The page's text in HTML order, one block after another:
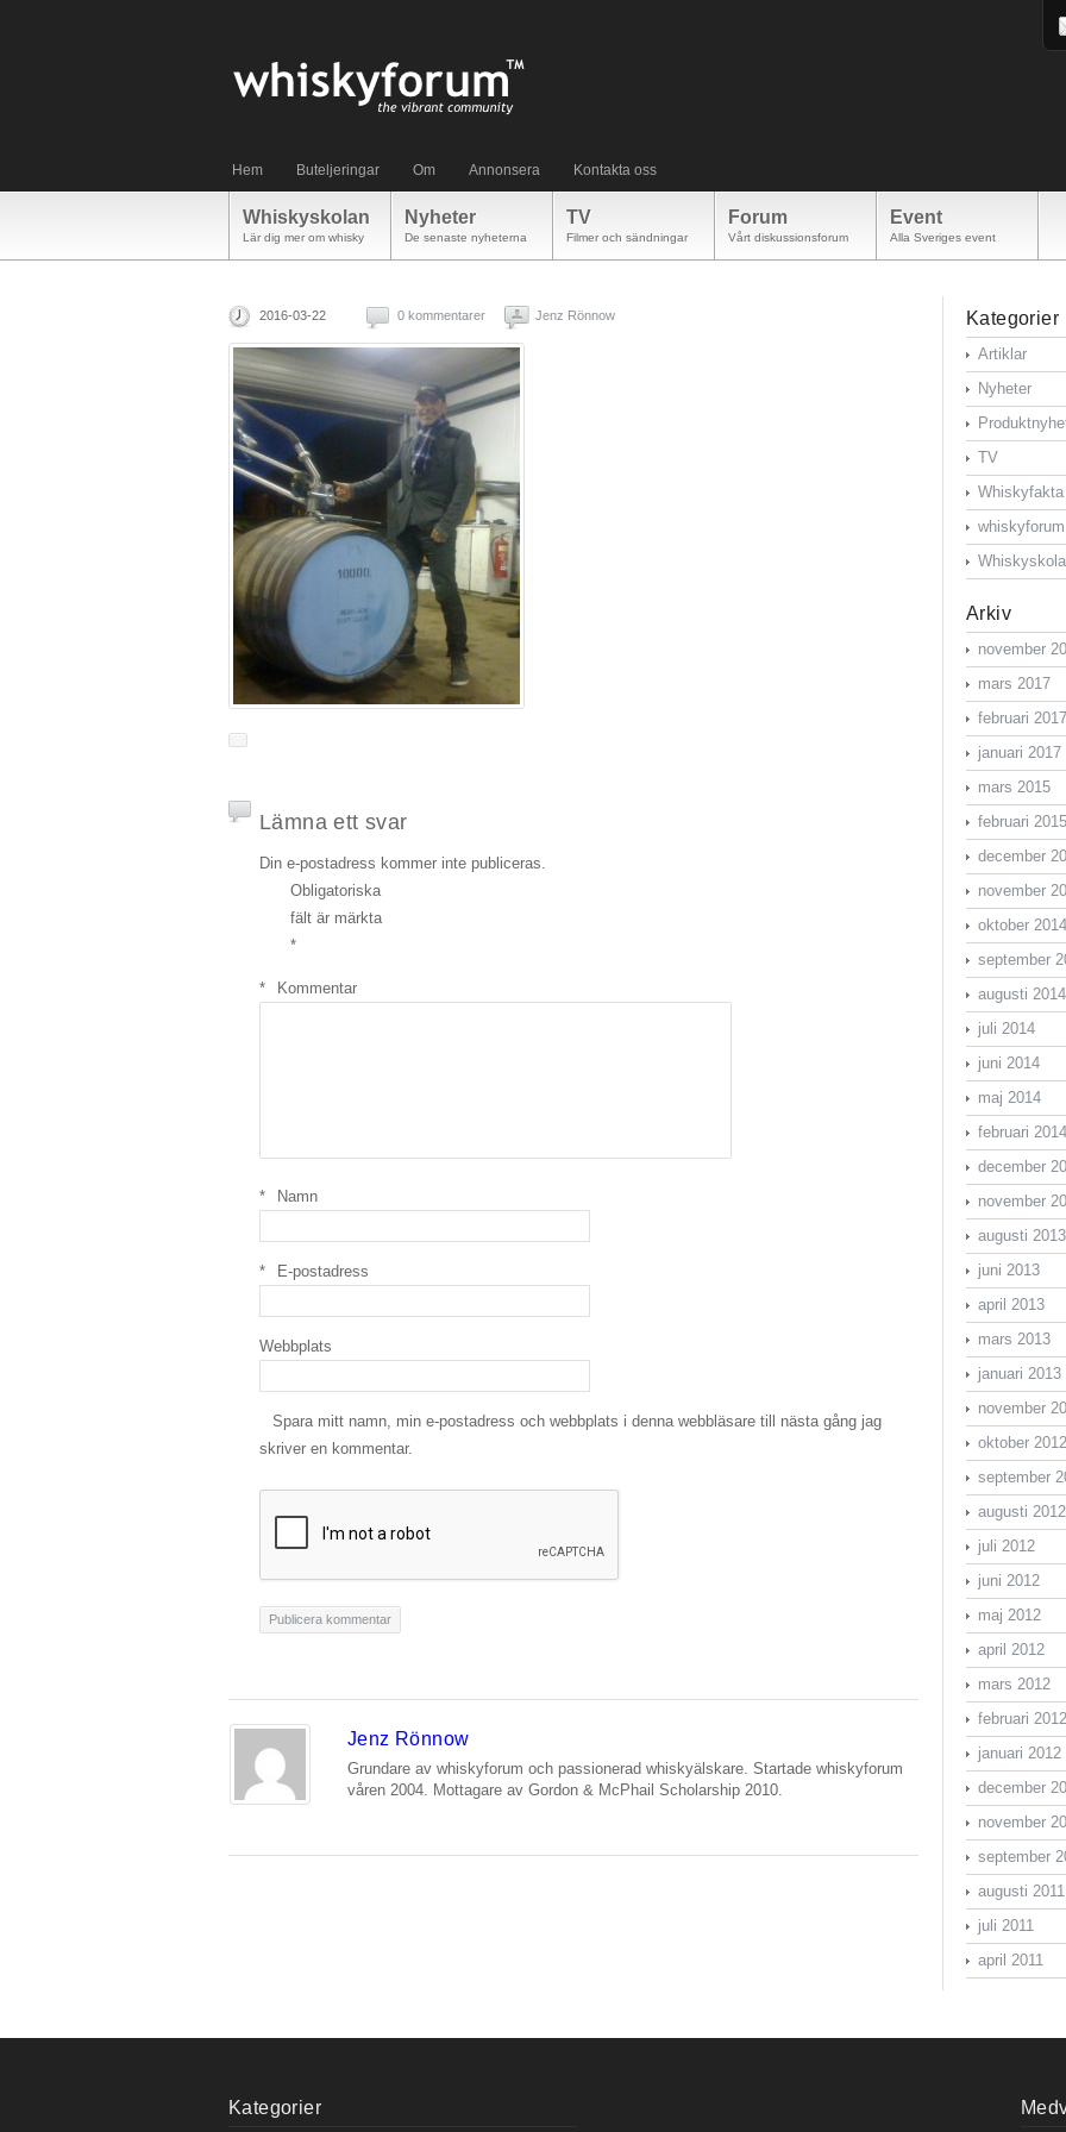
Hem Buteljeringar Om Annonsera Kontakta oss
Whiskyskolan
Lär dig mer om whisky
Nyheter
De senaste nyheterna
TV
Filmer och sändningar
Forum
Vårt diskussionsforum
Event
Alla Sveriges event
2016-03-22 0 kommentarer Jenz Rönnow
Lämna ett svar
Din e-postadress kommer inte publiceras.
Obligatoriska
fält är märkta
*
Kommentar
*
Namn
*
E-postadress
*
Webbplats
Spara mitt namn, min e-postadress och webbplats i denna webbläsare till nästa gång jag
skriver en kommentar.
Jenz Rönnow
Grundare av whiskyforum och passionerad whiskyälskare. Startade whiskyforum
våren 2004. Mottagare av Gordon & McPhail Scholarship 2010.
Kategorier
Artiklar
Nyheter
TV
Whiskyfakta
whiskyforum
Arkiv
november
mars 2017
februari 2017
januari 2017
mars 2015
februari 2015
december
november
oktober 2014
september
augusti 2014
juli 2014
juni 2014
maj 2014
februari 2014
december
november
augusti 2013
juni 2013
april 2013
mars 2013
januari 2013
november
oktober 2012
september
augusti 2012
juli 2012
juni 2012
maj 2012
april 2012
mars 2012
februari 2012
januari 2012
december
november
september
augusti 2011
juli 2011
april 2011
Kategorier